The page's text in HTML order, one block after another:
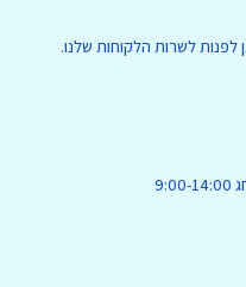
לפנות לשרות הלקוחות שלנו.